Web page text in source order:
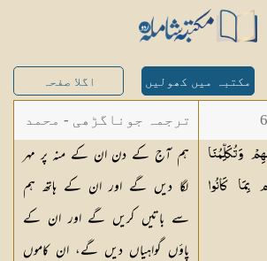
مکتبہ میں کھولیں اگلا صفحہ
وَتُكَلِّمُنَا
بِمَا كَانُوا
ترجمہ جوناگڑھی - محمد
جونا گڑھی
ہم آج کے دن ان کے منہ پر مہر
لگا دیں گے اور ان کے ہاتھ ہم
سے باتیں کریں گے اور ان کے
پاؤں گواہیاں دیں گے، ان کاموں